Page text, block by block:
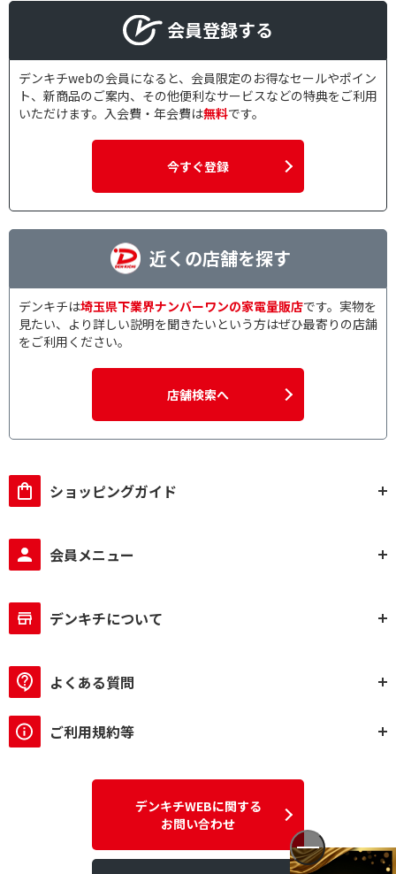
会員登録する
デンキチwebの会員になると、会員限定のお得なセールやポイン
ト、新商品のご案内、その他便利なサービスなどの特典をご利用
いただけます。入会費・年会費は無料です。
今すぐ登録
近くの店舗を探す
デンキチは埼玉県下業界ナンバーワンの家電量販店です。実物を
見たい、より詳しい説明を聞きたいという方はぜひ最寄りの店舗
をご利用ください。
店舗検索へ
ショッピングガイド
会員メニュー
デンキチについて
よくある質問
ご利用規約等
デンキチWEBに関する
お問い合わせ